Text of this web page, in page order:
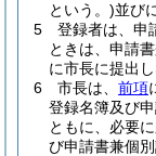
という。)並び
5
登録者は、申
ときは、申請
に市長に提出
6
市長は、 前項
登録名簿及び
ともに、必要
び申請書兼個